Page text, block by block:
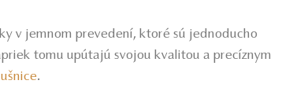
v jemnom prevedení, ktoré sú jednoducho
tomu upútajú svojou kvalitou a precíznym
.